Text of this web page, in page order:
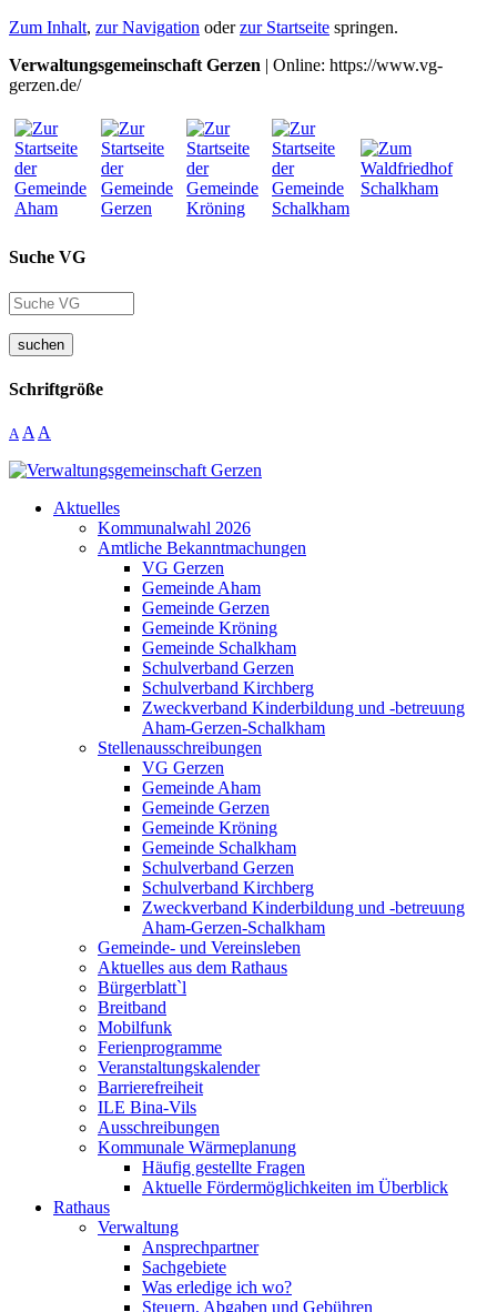
Zum Inhalt, zur Navigation oderzur Startseite springen.
Verwaltungsgemeinschaft Gerzen | Online: https://www.vg-
gerzen.de/
Suche VG
suchen
Schriftgröße
A A A
Aktuelles
Kommunalwahl 2026
Amtliche Bekanntmachungen
VG Gerzen
Gemeinde Aham
Gemeinde Gerzen
Gemeinde Kröning
Gemeinde Schalkham
Schulverband Gerzen
Schulverband Kirchberg
Zweckverband Kinderbildung und -betreuung
Aham-Gerzen-Schalkham
Stellenausschreibungen
VG Gerzen
Gemeinde Aham
Gemeinde Gerzen
Gemeinde Kröning
Gemeinde Schalkham
Schulverband Gerzen
Schulverband Kirchberg
Zweckverband Kinderbildung und -betreuung
Aham-Gerzen-Schalkham
Gemeinde- und Vereinsleben
Aktuelles aus dem Rathaus
Bürgerblatt`l
Breitband
Mobilfunk
Ferienprogramme
Veranstaltungskalender
Barrierefreiheit
ILE Bina-Vils
Ausschreibungen
Kommunale Wärmeplanung
Häufig gestellte Fragen
Aktuelle Fördermöglichkeiten im Überblick
Rathaus
Verwaltung
Ansprechpartner
Sachgebiete
Was erledige ich wo?
Steuern, Abgaben und Gebühren